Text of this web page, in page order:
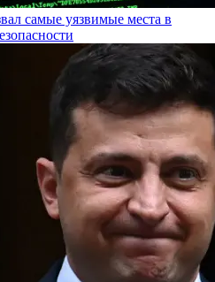
самые уязвимые места в